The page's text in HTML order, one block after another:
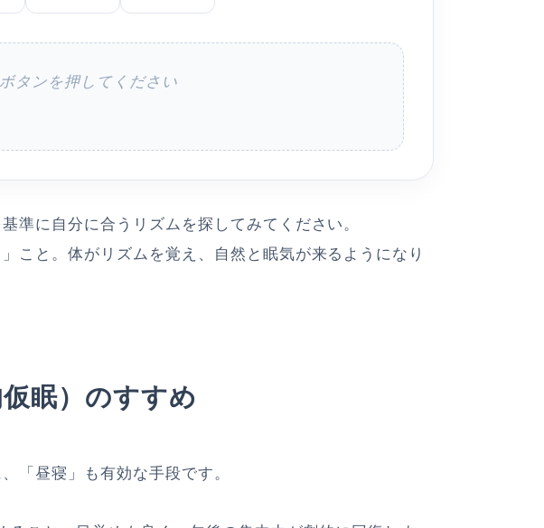
タンを押してください
準に自分に合うリズムを探してみてください。
こと。体がリズムを覚え、自然と眠気が来るようになり
眠）のすすめ
「昼寝」も有効な手段です。